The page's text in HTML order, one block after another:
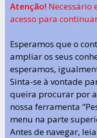
Atenção! Necessário
acesso para
Esperamos que o
ampliar os seus
esperamos,
Sinta-se à vontade
queira procurar por
nossa ferramenta
menu na parte
Antes de navegar,